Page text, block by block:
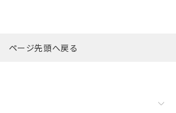
ページ先頭へ戻る